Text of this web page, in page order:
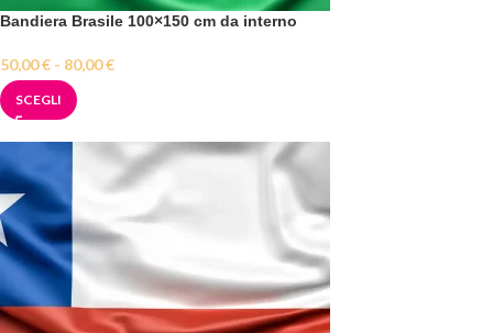
Bandiera Brasile 100×150 cm da interno
50,00€ - 80,00€
SCEGLI